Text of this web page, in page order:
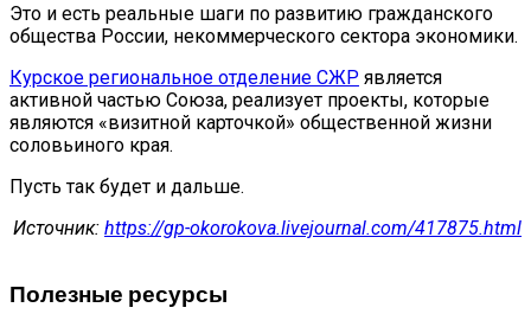
Это и есть реальные шаги по развитию гражданского
общества России, некоммерческого сектора экономики.
Курское региональное отделение СЖР является
активной частью Союза, реализует проекты, которые
являются «визитной карточкой» общественной жизни
соловьиного края.
Пусть так будет и дальше.
Источник: https://gp-okorokova.livejournal.com/417875.html
Полезные ресурсы